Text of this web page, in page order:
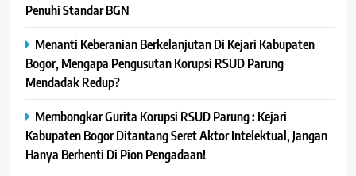
Penuhi Standar BGN
Menanti Keberanian Berkelanjutan Di Kejari Kabupaten
Bogor, Mengapa Pengusutan Korupsi RSUD Parung
Mendadak Redup?
Membongkar Gurita Korupsi RSUD Parung : Kejari
Kabupaten Bogor Ditantang Seret Aktor Intelektual, Jangan
Hanya Berhenti Di Pion Pengadaan!